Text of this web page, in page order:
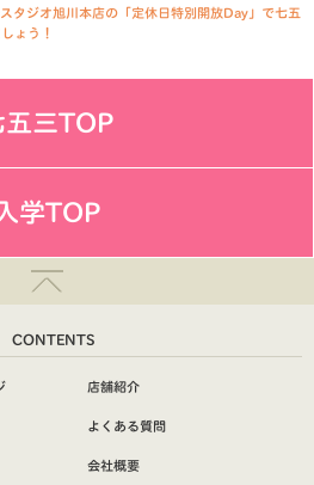
タジオ旭川本店の「定休日特別開放Day」で七五
ょう！
五三TOP
学TOP
CONTENTS
店舗紹介
よくある質問
会社概要